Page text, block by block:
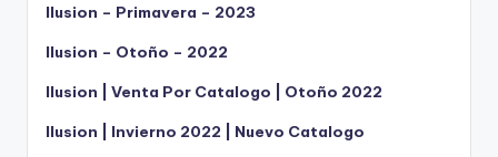
Ilusion – Primavera – 2023
Ilusion – Otoño – 2022
Ilusion | Venta Por Catalogo | Otoño 2022
Ilusion | Invierno 2022 | Nuevo Catalogo